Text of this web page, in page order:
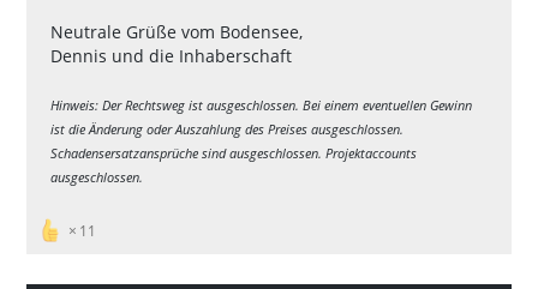
Neutrale Grüße vom Bodensee,
Dennis und die Inhaberschaft
Hinweis: Der Rechtsweg ist ausgeschlossen. Bei einem eventuellen Gewinn
ist die Änderung oder Auszahlung des Preises ausgeschlossen.
Schadensersatzansprüche sind ausgeschlossen. Projektaccounts
ausgeschlossen.
11